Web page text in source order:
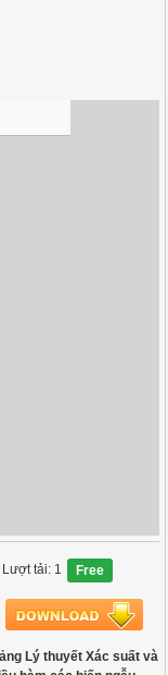
| Lượt tải: 1 Free
Lý thuyết Xác suất và